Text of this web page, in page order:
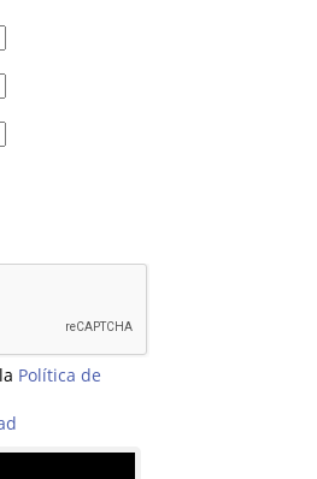
Política de